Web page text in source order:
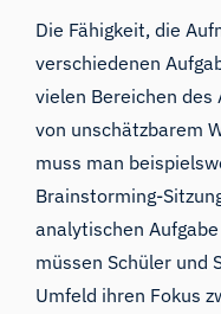
Die Fähigkeit, die
verschiedenen
vielen Bereichen des
von unschätzbarem
muss man
Brainstorming-
analytischen
müssen Schüler und
Umfeld ihren Fokus